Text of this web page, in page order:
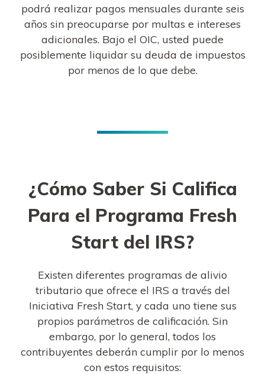
podrá realizar pagos mensuales durante seis
años sin preocuparse por multas e intereses
adicionales. Bajo el OIC, usted puede
posiblemente liquidar su deuda de impuestos
por menos de lo que debe.
¿Cómo Saber Si Califica
Para el Programa Fresh
Start del IRS?
Existen diferentes programas de alivio
tributario que ofrece el IRS a través del
Iniciativa Fresh Start, y cada uno tiene sus
propios parámetros de calificación. Sin
embargo, por lo general, todos los
contribuyentes deberán cumplir por lo menos
con estos requisitos: